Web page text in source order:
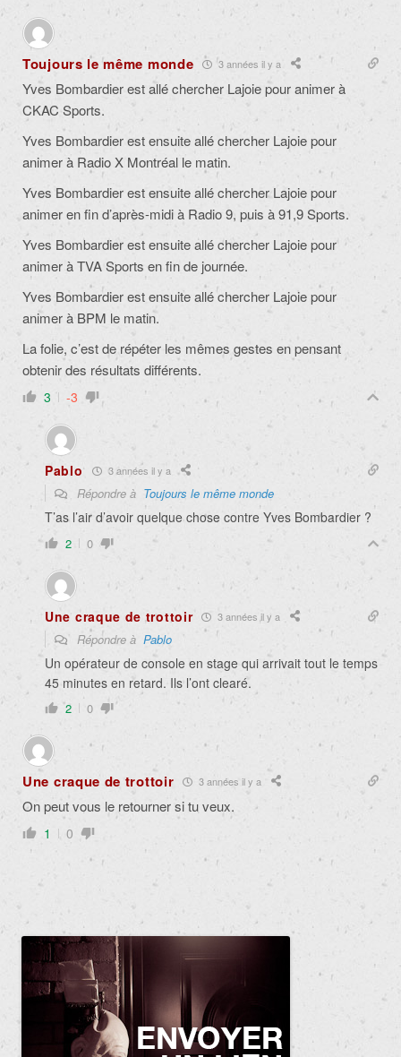
Toujours le même monde 3 années il y a
Yves Bombardier est allé chercher Lajoie pour animer à
CKAC Sports.
Yves Bombardier est ensuite allé chercher Lajoie pour
animer à Radio X Montréal le matin.
Yves Bombardier est ensuite allé chercher Lajoie pour
animer en fin d’après-midi à Radio 9, puis à 91,9 Sports.
Yves Bombardier est ensuite allé chercher Lajoie pour
animer à TVA Sports en fin de journée.
Yves Bombardier est ensuite allé chercher Lajoie pour
animer à BPM le matin.
La folie, c’est de répéter les mêmes gestes en pensant
obtenir des résultats différents.
3 -3
Pablo 3 années il y a
Répondre à Toujours le même monde
T’as l’air d’avoir quelque chose contre Yves Bombardier ?
2 0
Une craque de trottoir 3 années il y a
Répondre à Pablo
Un opérateur de console en stage qui arrivait tout le temps
45 minutes en retard. Ils l’ont clearé.
2 0
Une craque de trottoir 3 années il y a
On peut vous le retourner si tu veux.
1 0